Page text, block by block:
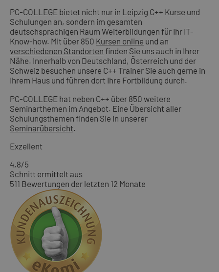
PC-COLLEGE bietet nicht nur in Leipzig C++ Kurse und
Schulungen an, sondern im gesamten
deutschsprachigen Raum Weiterbildungen für Ihr IT-
Know-how. Mit über 850 Kursen online und an
verschiedenen Standorten finden Sie uns auch in Ihrer
Nähe. Innerhalb von Deutschland, Österreich und der
Schweiz besuchen unsere C++ Trainer Sie auch gerne in
Ihrem Haus und führen dort Ihre Fortbildung durch.
PC-COLLEGE hat neben C++ über 850 weitere
Seminarthemen im Angebot. Eine Übersicht aller
Schulungsthemen finden Sie in unserer
Seminarübersicht.
Exzellent
4,8/5
Schnitt ermittelt aus
511 Bewertungen der letzten 12 Monate